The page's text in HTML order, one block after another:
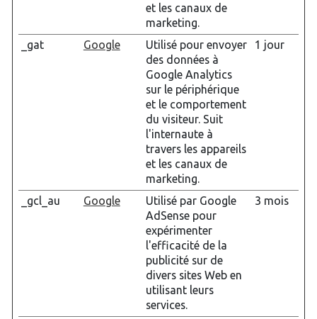
et les canaux de
marketing.
_gat Google
Utilisé pour envoyer
des données à
Google Analytics
sur le périphérique
et le comportement
du visiteur. Suit
l'internaute à
travers les appareils
et les canaux de
marketing.
1 jour
_gcl_au Google
Utilisé par Google
AdSense pour
expérimenter
l'efficacité de la
publicité sur de
divers sites Web en
utilisant leurs
services.
3 mois